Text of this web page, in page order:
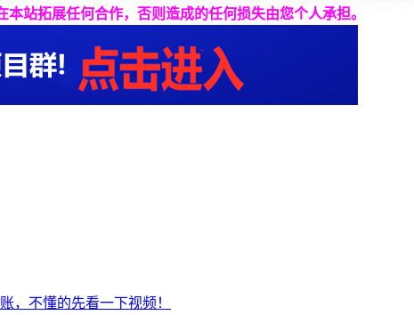
站拓展任何合作，否则造成的任何损失由您个人承担。
，不懂的先看一下视频！